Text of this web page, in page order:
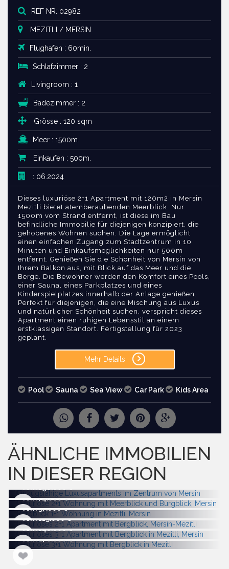
ANFRAGE NACH MEHR BILDERN
REF NR: 02982
MEZITLI / MERSIN
Flughafen : 60min.
Schlafzimmer : 2
Livingroom : 1
Badezimmer : 2
Grösse : 120 sqm
Meer : 1500m.
Einkaufen : 500m.
: 06.2024
Dieses luxuriöse 2+1 Apartment mit 120m2 in Mersin
Mezitli bietet atemberaubenden Meerblick. Nur
1500m vom Strand entfernt, ist diese im Bau
befindliche Immobilie für diejenigen konzipiert, die
gehobenes Wohnen suchen. Die Lage ermöglicht
einen einfachen Zugang zum Stadtzentrum in 10
Minuten und Einkaufsmöglichkeiten nur 500m
entfernt. Genießen Sie die Schönheit von Mersin von
Ihrem Balkon aus, mit Blick auf das Meer und die
Berge. Die Bewohner werden den Komfort eines Pools,
einer Sauna, eines Parkplatzes und eines
Kinderspielplatzes innerhalb der Anlage genießen.
Perfekt für diejenigen, die eine Mischung aus Luxus
und natürlicher Schönheit suchen, verspricht dieses
Apartment einen ruhigen Lebensstil an einem
erstklassigen Standort. Fertigstellung für 2023
geplant.
Mehr Details
Pool Sauna Sea View Car Park Kids Area
ÄHNLICHE IMMOBILIEN
IN DIESER REGION
Vom 74.000
Vom 57.000
Vom 115.000
Vom 148.000
Vom 276.000